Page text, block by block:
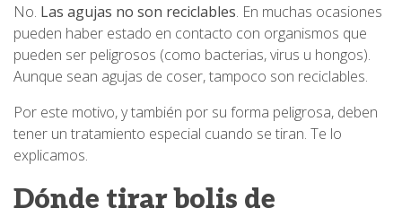
No. Las agujas no son reciclables. En muchas ocasiones
pueden haber estado en contacto con organismos que
pueden ser peligrosos (como bacterias, virus u hongos).
Aunque sean agujas de coser, tampoco son reciclables.
Por este motivo, y también por su forma peligrosa, deben
tener un tratamiento especial cuando se tiran. Te lo
explicamos.
Dónde tirar bolis de